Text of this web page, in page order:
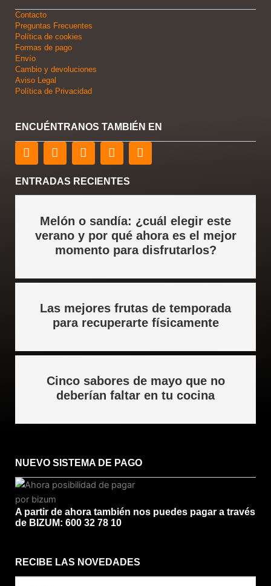
Contacto
Preguntas Frecuentes
Política de cookies
Formas de pago
Envío
Cambio y devoluciones
Aviso Legal
Política de Privacidad
ENCUÉNTRANOS TAMBIÉN EN
F
a
e
b
T
w
t
t
r
L
i
k
e
i
n
Y
o
t
u
e
I
n
a
r
a
m
ENTRADAS RECIENTES
Melón o sandía: ¿cuál elegir este
verano y por qué ahora es el mejor
momento para disfrutarlos?
Las mejores frutas de temporada
para recuperarte físicamente
Cinco sabores de mayo que no
deberían faltar en tu cocina
NUEVO SISTEMA DE PAGO
A partir de ahora también nos puedes pagar a través
de BIZUM: 600 32 78 10
RECIBE LAS NOVEDADES